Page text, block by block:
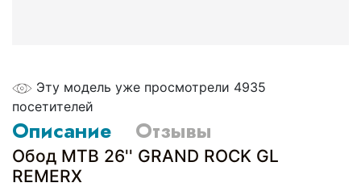
Эту модель уже просмотрели 4935
посетителей
Описание Отзывы
Обод МТВ 26'' GRAND ROCK GL
REMERX